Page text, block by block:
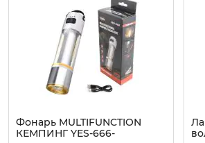
Фонарь MULTIFUNCTION
КЕМПИНГ YES-666-